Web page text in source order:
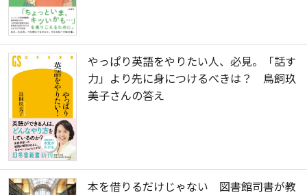
やっぱり英語をやりたい人、必見。「話す
力」より先に身につけるべきは？ 鳥飼玖
美子さんの答え
本を借りるだけじゃない 図書館司書が教